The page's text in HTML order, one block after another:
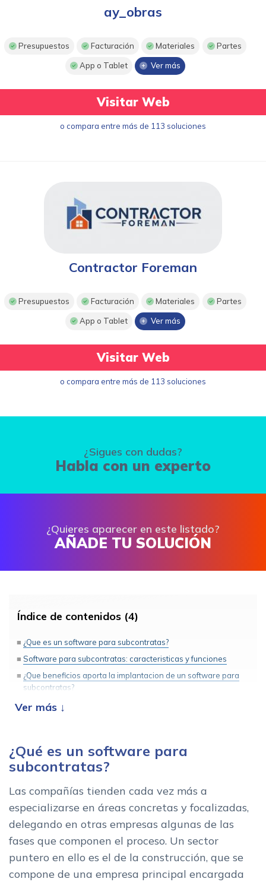
ay_obras
Presupuestos Facturación Materiales Partes
App o Tablet Ver más
Visitar Web
o compara entre más de 113 soluciones
Contractor Foreman
Presupuestos Facturación Materiales Partes
App o Tablet Ver más
Visitar Web
o compara entre más de 113 soluciones
¿Sigues con dudas?
Habla con un experto
¿Quieres aparecer en este listado?
AÑADE TU SOLUCIÓN
Índice de contenidos (4)
¿Que es un software para subcontratas?
Software para subcontratas: caracteristicas y funciones
¿Que beneficios aporta la implantacion de un software para
subcontratas?
Ponemos a tu alcance el software para subcontratas perfecto
¿Qué es un software para
subcontratas?
Las compañías tienden cada vez más a
especializarse en áreas concretas y focalizadas,
delegando en otras empresas algunas de las
fases que componen el proceso. Un sector
puntero en ello es el de la construcción, que se
compone de una empresa principal encargada